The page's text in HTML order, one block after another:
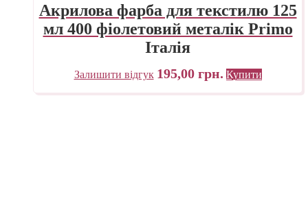
Акрилова фарба для текстилю 125
мл 400 фіолетовий металік Primo
Італія
Залишити відгук 195,00 грн. Купити